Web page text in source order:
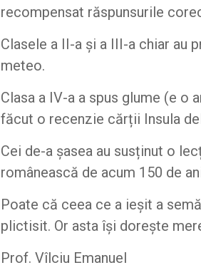
recompensat răspunsurile
Clasele a II-a și a III-a chiar au
meteo.
Clasa a IV-a a spus glume (e o
făcut o recenzie cărții Insula
Cei de-a șasea au susținut o
românească de acum 150 de
Poate că ceea ce a ieșit a
plictisit. Or asta își dorește
Prof. Vîlciu Emanuel